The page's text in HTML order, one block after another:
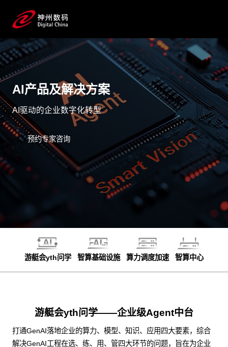
AI产品及解决方案
AI驱动的企业数字化转型
预约专家咨询
游艇会yth问学 智算基础设施 算力调度加速 智算中心
游艇会yth问学——企业级Agent中台
打通GenAI落地企业的算力、模型、知识、应用四大要素，综合
解决GenAI工程在选、练、用、管四大环节的问题，旨在为企业